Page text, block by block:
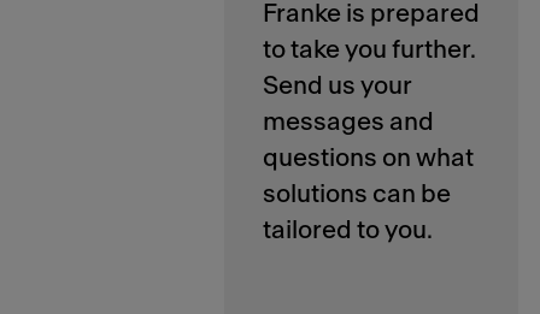
Franke is prepared
to take you further.
Send us your
messages and
questions on what
solutions can be